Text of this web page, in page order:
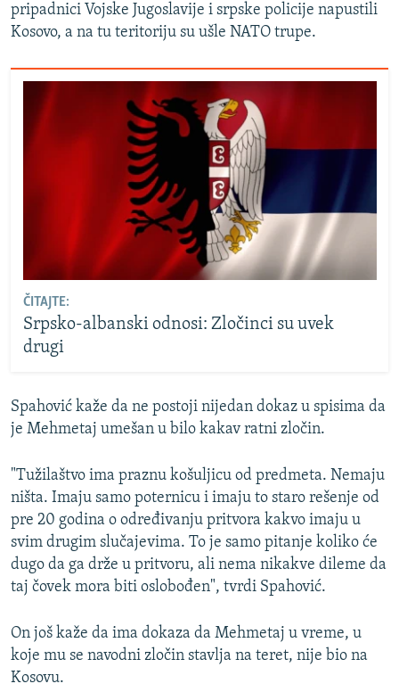
pripadnici Vojske Jugoslavije i srpske policije napustili
Kosovo, a na tu teritoriju su ušle NATO trupe.
ČITAJTE:
Srpsko-albanski odnosi: Zločinci su uvek
drugi
Spahović kaže da ne postoji nijedan dokaz u spisima da
je Mehmetaj umešan u bilo kakav ratni zločin.
"Tužilaštvo ima praznu košuljicu od predmeta. Nemaju
ništa. Imaju samo poternicu i imaju to staro rešenje od
pre 20 godina o određivanju pritvora kakvo imaju u
svim drugim slučajevima. To je samo pitanje koliko će
dugo da ga drže u pritvoru, ali nema nikakve dileme da
taj čovek mora biti oslobođen", tvrdi Spahović.
On još kaže da ima dokaza da Mehmetaj u vreme, u
koje mu se navodni zločin stavlja na teret, nije bio na
Kosovu.